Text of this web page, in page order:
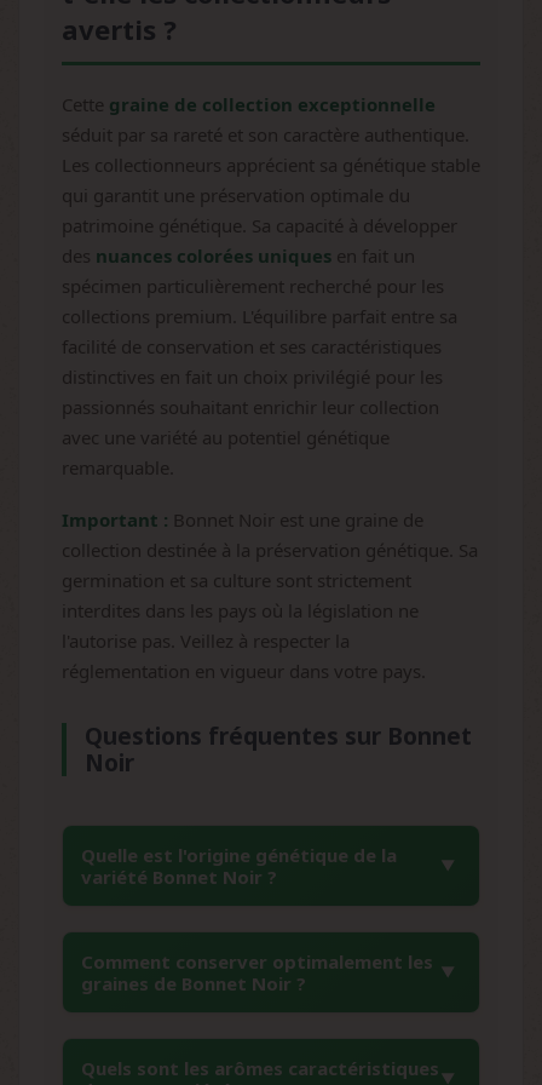
avertis ?
Cette graine de collection exceptionnelle
séduit par sa rareté et son caractère authentique.
Les collectionneurs apprécient sa génétique stable
qui garantit une préservation optimale du
patrimoine génétique. Sa capacité à développer
des nuances colorées uniques en fait un
spécimen particulièrement recherché pour les
collections premium. L'équilibre parfait entre sa
facilité de conservation et ses caractéristiques
distinctives en fait un choix privilégié pour les
passionnés souhaitant enrichir leur collection
avec une variété au potentiel génétique
remarquable.
Important : Bonnet Noir est une graine de
collection destinée à la préservation génétique. Sa
germination et sa culture sont strictement
interdites dans les pays où la législation ne
l'autorise pas. Veillez à respecter la
réglementation en vigueur dans votre pays.
Questions fréquentes sur Bonnet
Noir
Quelle est l'origine génétique de la
variété Bonnet Noir ?
Bonnet Noir provient d'un croisement
soigneusement sélectionné entre des lignées
indica premium. Cette génétique stable à
pour préserver des caractéristiques uniques,
Comment conserver optimalement les
graines de Bonnet Noir ?
Pour une conservation optimale, stockez les
graines dans un endroit frais, sec et sombre,
Quels sont les arômes caractéristiques